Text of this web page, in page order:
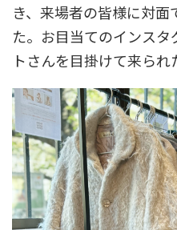
き、来場者の皆様に対
た。お目当てのインス
トさんを目掛けて来られ